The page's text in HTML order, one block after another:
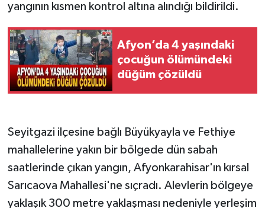
yangının kısmen kontrol altına alındığı bildirildi.
Afyon’da 4 yaşındaki
çocuğun ölümündeki
düğüm çözüldü
Seyitgazi ilçesine bağlı Büyükyayla ve Fethiye
mahallelerine yakın bir bölgede dün sabah
saatlerinde çıkan yangın, Afyonkarahisar'ın kırsal
Sarıcaova Mahallesi'ne sıçradı. Alevlerin bölgeye
yaklaşık 300 metre yaklaşması nedeniyle yerleşim